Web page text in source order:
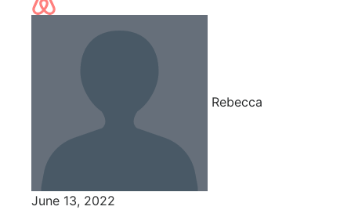
Rebecca
June 13, 2022